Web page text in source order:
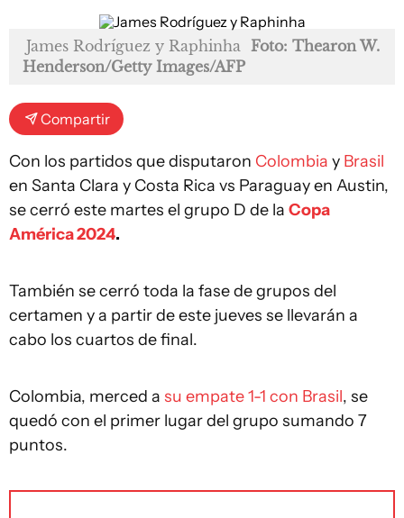
James Rodríguez y Raphinha Foto: Thearon W.
Henderson/Getty Images/AFP
Compartir
Con los partidos que disputaron Colombia y Brasil
en Santa Clara y Costa Rica vs Paraguay en Austin,
se cerró este martes el grupo D de la Copa
América 2024.
También se cerró toda la fase de grupos del
certamen y a partir de este jueves se llevarán a
cabo los cuartos de final.
Colombia, merced a su empate 1-1 con Brasil, se
quedó con el primer lugar del grupo sumando 7
puntos.